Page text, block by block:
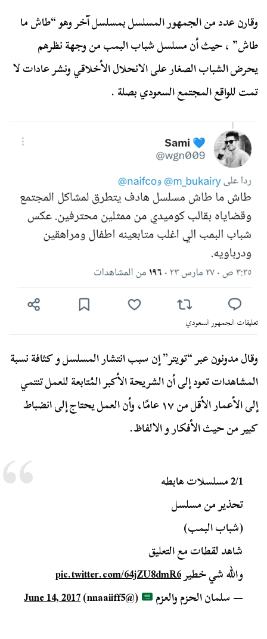
وقارن عدد من الجمهور المسلسل بمسلسل آخر وهو “طاش ما
طاش” ، حيث أن مسلسل شباب البمب من وجهة نظرهم
يحرض الشباب الصغار على الانحلال الأخلاقي ونشر عادات لا
تمت للواقع المجتمع السعودي بصلة .
تعليقات الجمهور السعودي
وقال مدونون عبر “تويتر” إن سبب انتشار المسلسل و كثافة نسبة
المشاهدات تعود إلى أن الشريحة الأكبر المُتابعة للعمل تنتمي
إلى الأعمار الأقل من ١٧ عامًا، وأن العمل يحتاج إلى انضباط
كبير من حيث الأفكار و الالفاظ.
2/1 مسلسلات هابطه
تحذير من مسلسل
(شباب البمب)
شاهد لقطات مع التعليق
والله شي خطيرpic.twitter.com/64jZU8dmR6
— سلمان الحزم والعزم
(@nnaaiiff5)
June 14, 2017